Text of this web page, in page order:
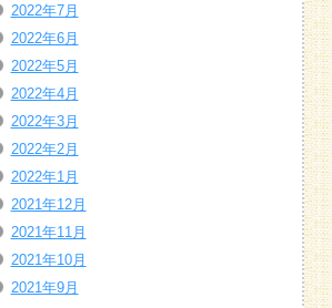
2022年7月
2022年6月
2022年5月
2022年4月
2022年3月
2022年2月
2022年1月
2021年12月
2021年11月
2021年10月
2021年9月